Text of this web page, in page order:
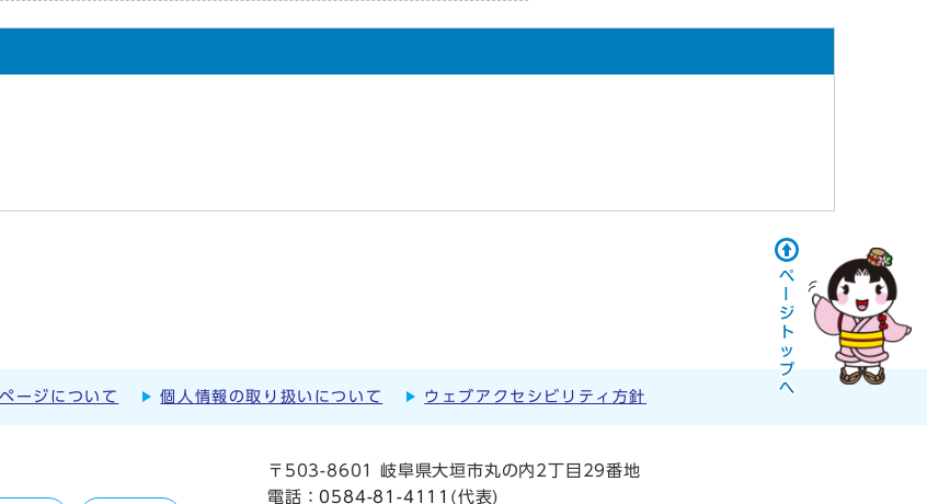
ージについて 個人情報の取り扱いについて ウェブアクセシビリティ方針
〒503-8601 岐阜県大垣市丸の内2丁目29番地
電話：0584-81-4111 (代表)